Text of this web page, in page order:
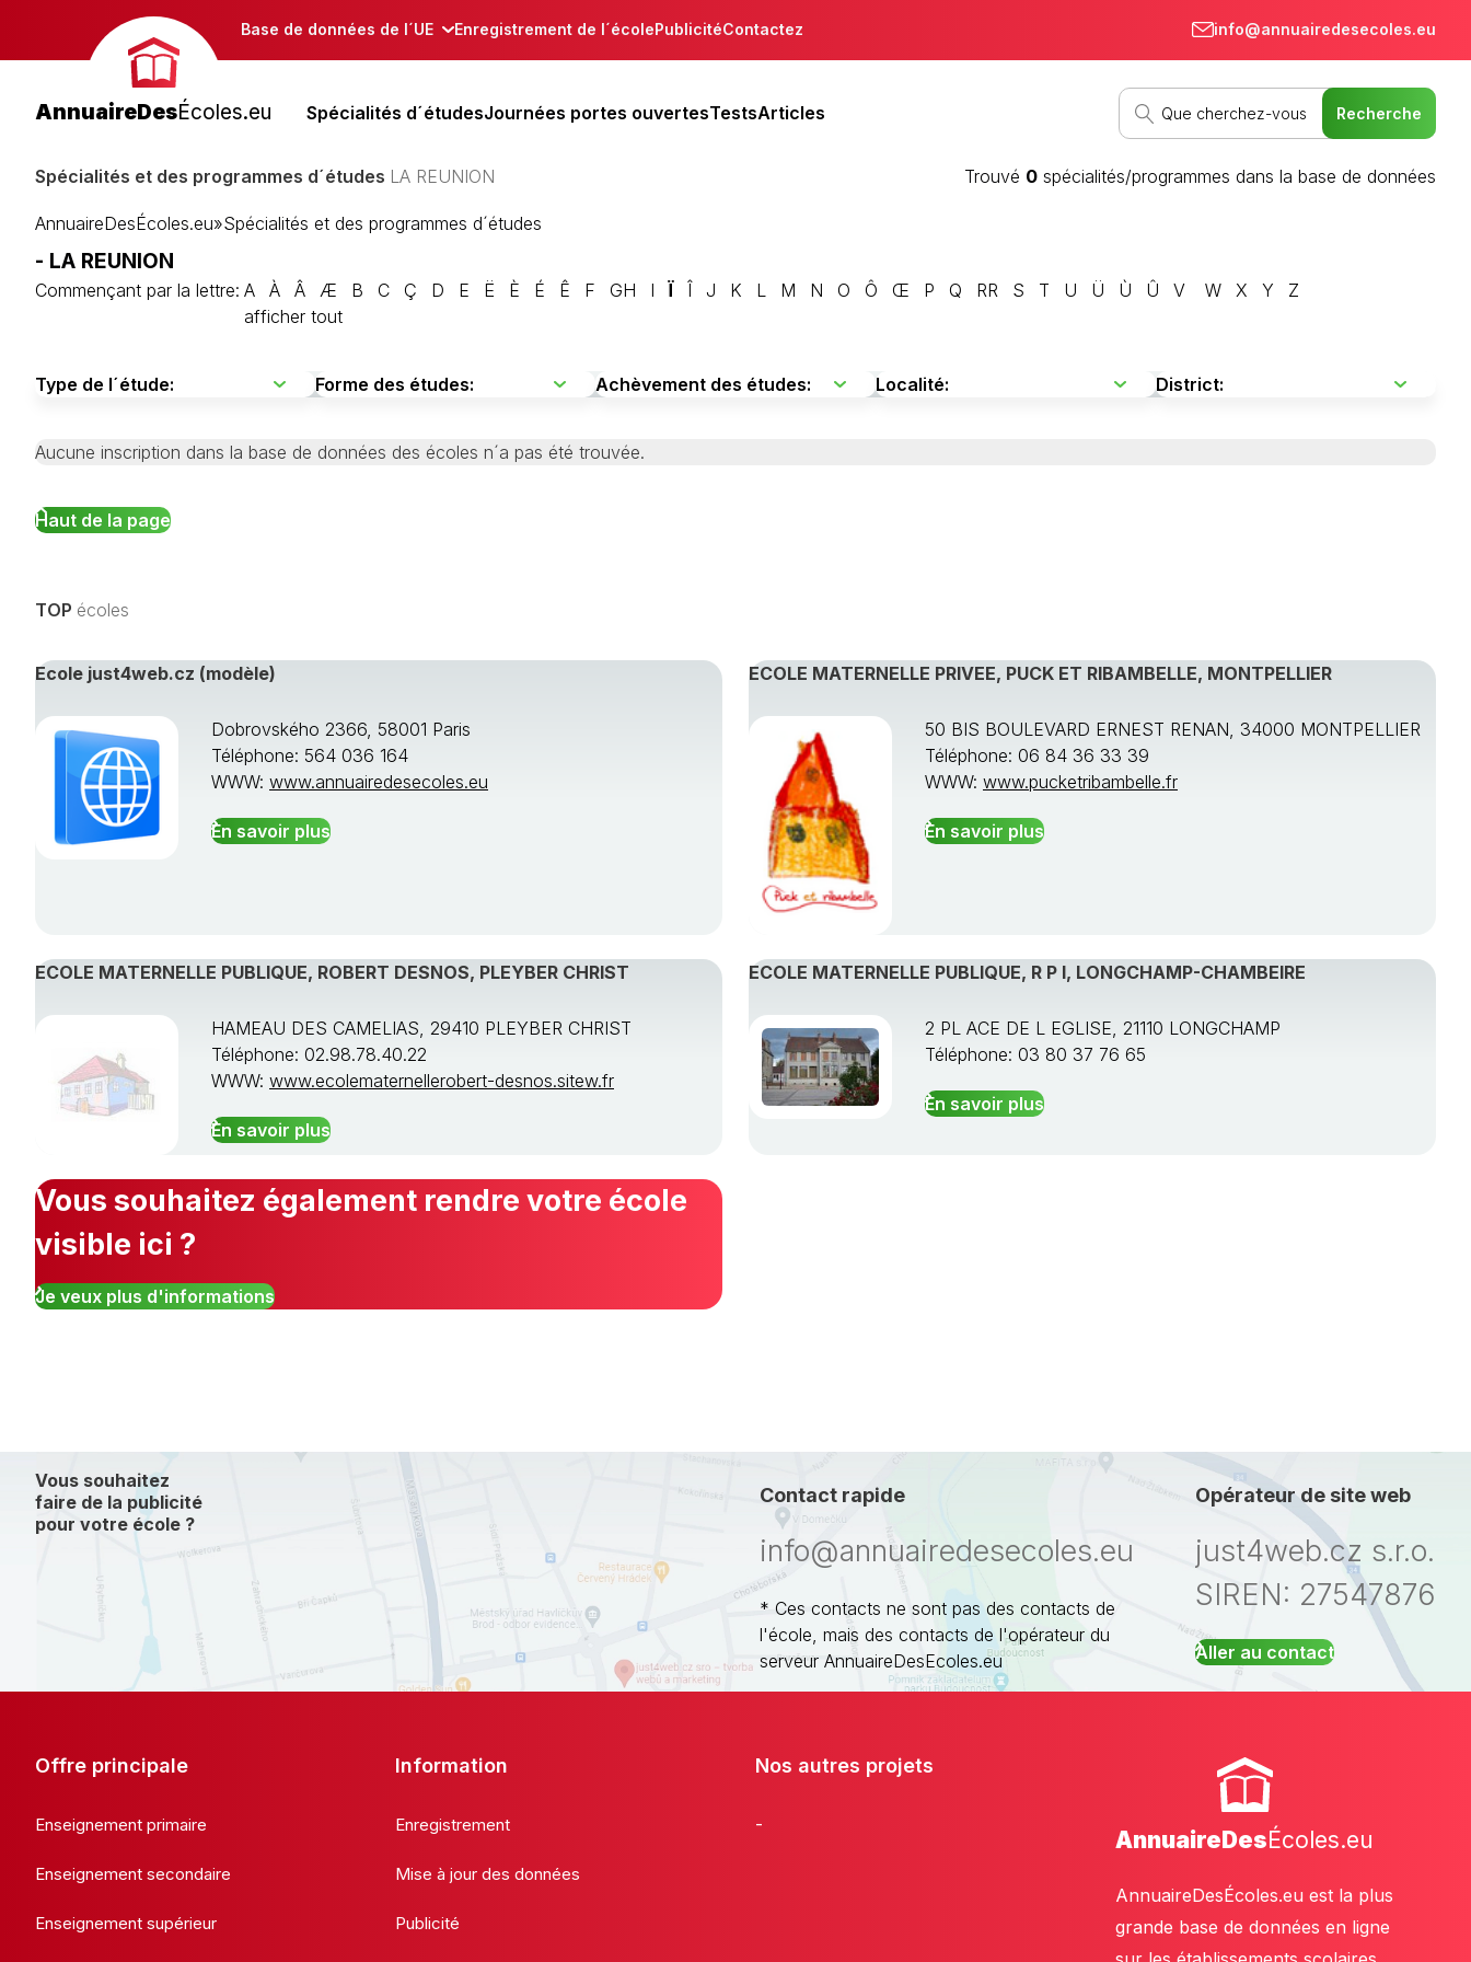
Base de données de l´UE Enregistrement de l´écolePublicitéContactez info@annuairedesecoles.eu
AnnuaireDesÉcoles.eu Spécialités d´étudesJournées portes ouvertesTestsArticles
Spécialités et des programmes d´études LA REUNION Trouvé 0 spécialités/programmes dans la base de données
AnnuaireDesÉcoles.eu»Spécialités et des programmes d´études
- LA REUNION
Commençant par la lettre: A À Â Æ B C Ç D E Ë È É Ê F GH I Ï Î J K L M N O Ô Œ P Q RR S T U Ü Ù Û V W X Y
Z
afficher tout
Aucune inscription dans la base de données des écoles n´a pas été trouvée.
Haut de la page
TOP écoles
Ecole just4web.cz (modèle)
Dobrovského 2366, 58001 Paris
Téléphone: 564 036 164
WWW: www.annuairedesecoles.eu
En savoir plus
ECOLE MATERNELLE PRIVEE, PUCK ET RIBAMBELLE, MONTPELLIER
50 BIS BOULEVARD ERNEST RENAN, 34000 MONTPELLIER
Téléphone: 06 84 36 33 39
WWW: www.pucketribambelle.fr
En savoir plus
ECOLE MATERNELLE PUBLIQUE, ROBERT DESNOS, PLEYBER CHRIST
HAMEAU DES CAMELIAS, 29410 PLEYBER CHRIST
Téléphone: 02.98.78.40.22
WWW: www.ecolematernellerobert-desnos.sitew.fr
En savoir plus
ECOLE MATERNELLE PUBLIQUE, R P I, LONGCHAMP-CHAMBEIRE
2 PL ACE DE L EGLISE, 21110 LONGCHAMP
Téléphone: 03 80 37 76 65
En savoir plus
Vous souhaitez également rendre votre école
visible ici ?
Je veux plus d'informations
Vous souhaitez
faire de la publicité
pour votre école ?
Contact rapide
info@annuairedesecoles.eu
* Ces contacts ne sont pas des contacts de
l'école, mais des contacts de l'opérateur du
serveur AnnuaireDesEcoles.eu
Opérateur de site web
just4web.cz s.r.o.
SIREN: 27547876
Aller au contact
Offre principale
Enseignement primaire
Enseignement secondaire
Enseignement supérieur
Information
Enregistrement
Mise à jour des données
Publicité
Nos autres projets
-
AnnuaireDesÉcoles.eu
AnnuaireDesÉcoles.eu est la plus
grande base de données en ligne